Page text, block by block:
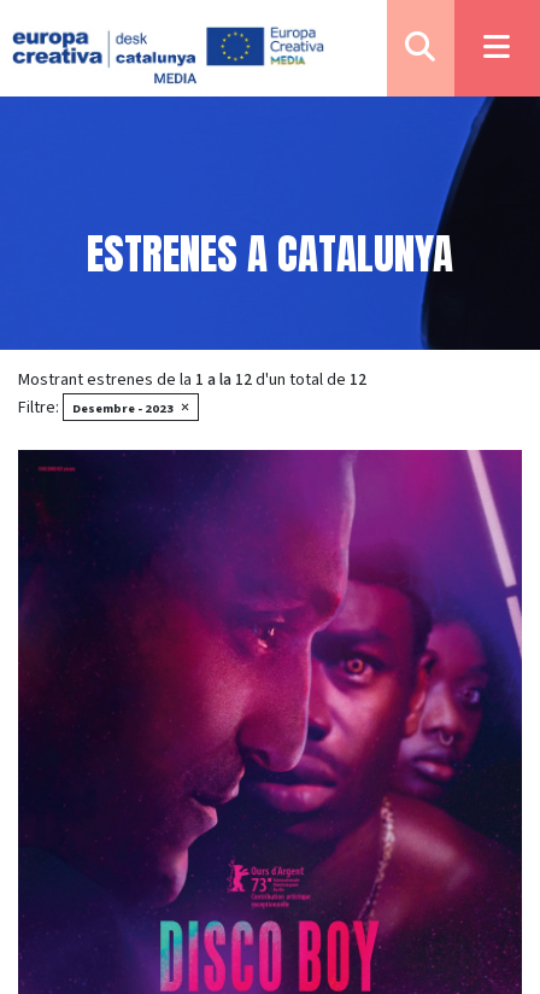
ESTRENES A CATALUNYA
Mostrant estrenes de la 1 a la 12d'un total de 12
Filtre:
Desembre - 2023 ×